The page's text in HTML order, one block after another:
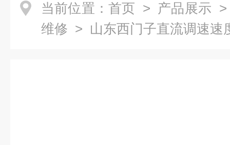
当前位置： 首页 > 产品展示
维修 > 山东西门子直流调速速